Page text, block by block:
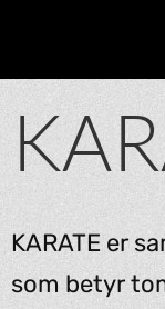
KARATE er
som betyr